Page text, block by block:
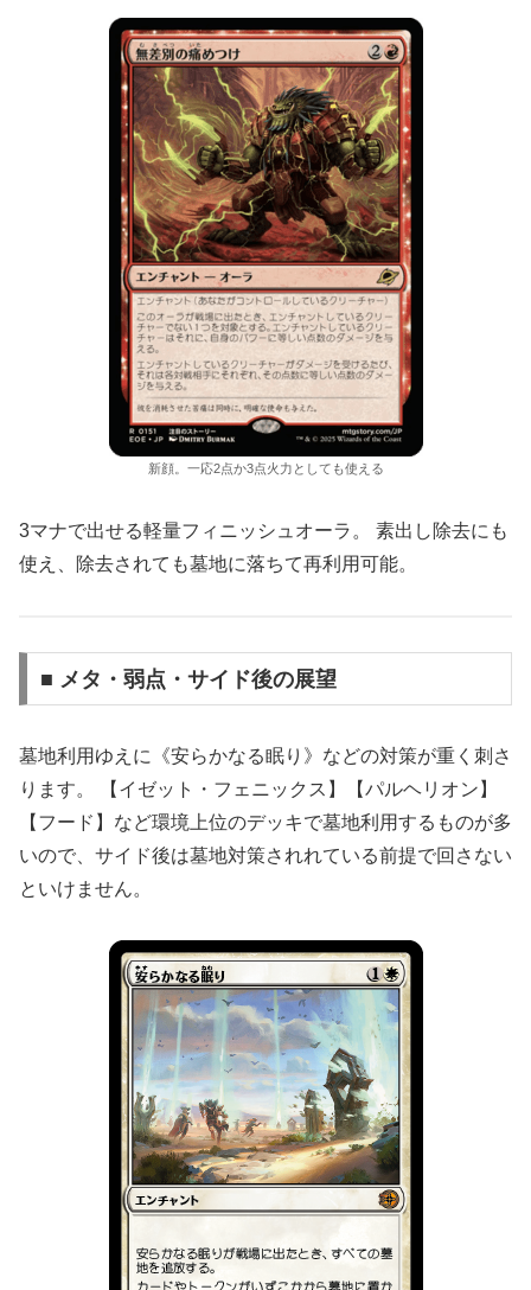
新顔。一応2点か3点火力としても使える
3マナで出せる軽量フィニッシュオーラ。 素出し除去にも
使え、除去されても墓地に落ちて再利用可能。
■ メタ・弱点・サイド後の展望
墓地利用ゆえに《安らかなる眠り》などの対策が重く刺さ
ります。 【イゼット・フェニックス】【パルヘリオン】
【フード】など環境上位のデッキで墓地利用するものが多
いので、サイド後は墓地対策されれている前提で回さない
といけません。